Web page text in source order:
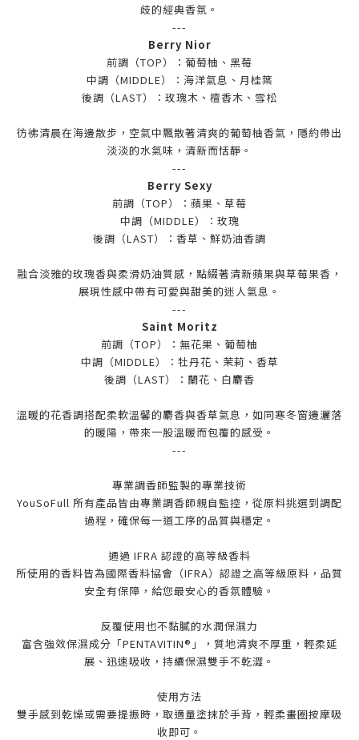
歧的經典香氛。
---
Berry Nior
前調（TOP）：葡萄柚、黑莓
中調（MIDDLE）：海洋氣息、月桂葉
後調（LAST）：玫瑰木、檀香木、雪松
彷彿清晨在海邊散步，空氣中飄散著清爽的葡萄柚香氣，隱約帶出
淡淡的水氣味，清新而恬靜。
---
Berry Sexy
前調（TOP）：蘋果、草莓
中調（MIDDLE）：玫瑰
後調（LAST）：香草、鮮奶油香調
融合淡雅的玫瑰香與柔滑奶油質感，點綴著清新蘋果與草莓果香，
展現性感中帶有可愛與甜美的迷人氣息。
---
Saint Moritz
前調（TOP）：無花果、葡萄柚
中調（MIDDLE）：牡丹花、茉莉、香草
後調（LAST）：蘭花、白麝香
溫暖的花香調搭配柔軟溫馨的麝香與香草氣息，如同寒冬窗邊灑落
的暖陽，帶來一股溫暖而包覆的感受。
---
專業調香師監製的專業技術
YouSoFull 所有產品皆由專業調香師親自監控，從原料挑選到調配
過程，確保每一道工序的品質與穩定。
通過 IFRA 認證的高等級香料
所使用的香料皆為國際香料協會（IFRA）認證之高等級原料，品質
安全有保障，給您最安心的香氛體驗。
反覆使用也不黏膩的水潤保濕力
富含強效保濕成分「PENTAVITIN®」，質地清爽不厚重，輕柔延
展、迅速吸收，持續保濕雙手不乾澀。
使用方法
雙手感到乾燥或需要提振時，取適量塗抹於手背，輕柔畫圈按摩吸
收即可。